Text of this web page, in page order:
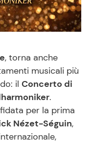
di Cucina
Ricette in TV
Piatti
Facili e Veloci
, torna anche
musicali più
il Concerto di
.
per la prima
Nézet-Séguin,